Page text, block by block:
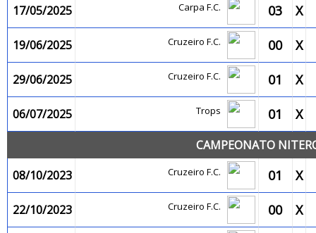
17/05/2025 Carpa F.C. 03 X
19/06/2025 Cruzeiro F.C. 00 X
29/06/2025 Cruzeiro F.C. 01 X
06/07/2025 Trops 01 X
CAMPEONATO
08/10/2023
Cruzeiro F.C. 01 X
22/10/2023 Cruzeiro F.C. 00 X